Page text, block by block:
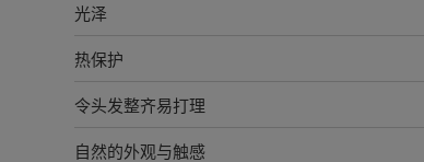
光泽
热保护
令头发整齐易打理
自然的外观与触感